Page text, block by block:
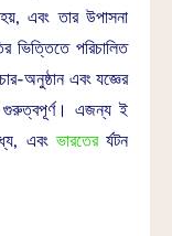
এবং তার উপাসনা
ভিত্তিতে পরিচালিত
অনুষ্ঠান এবং যজ্ঞের
এজন্য ই
এবং ভারতের র্যটন